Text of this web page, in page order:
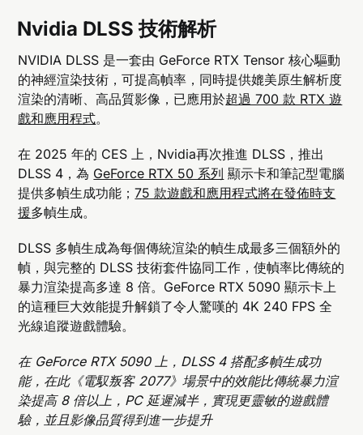
Nvidia DLSS 技術解析
NVIDIA DLSS 是一套由 GeForce RTX Tensor 核心驅動
的神經渲染技術，可提高幀率，同時提供媲美原生解析度
渲染的清晰、高品質影像，已應用於超過 700 款 RTX 遊
戲和應用程式。
在 2025 年的 CES 上，Nvidia再次推進 DLSS，推出
DLSS 4，為 GeForce RTX 50 系列 顯示卡和筆記型電腦
提供多幀生成功能；75 款遊戲和應用程式將在發佈時支
援多幀生成。
DLSS 多幀生成為每個傳統渲染的幀生成最多三個額外的
幀，與完整的 DLSS 技術套件協同工作，使幀率比傳統的
暴力渲染提高多達 8 倍。GeForce RTX 5090 顯示卡上
的這種巨大效能提升解鎖了令人驚嘆的 4K 240 FPS 全
光線追蹤遊戲體驗。
在 GeForce RTX 5090 上，DLSS 4 搭配多幀生成功
能，在此《電馭叛客 2077》場景中的效能比傳統暴力渲
染提高 8 倍以上，PC 延遲減半，實現更靈敏的遊戲體
驗，並且影像品質得到進一步提升